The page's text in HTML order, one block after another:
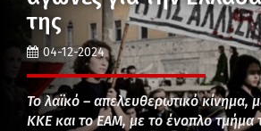
της
04-12-2024
Το λαϊκό – απελευθερωτικό κίνημα,
ΚΚΕ και το ΕΑΜ, με το ένοπλο τμήμα